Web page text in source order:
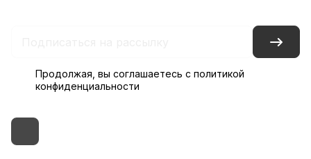
Продолжая, вы соглашаетесь с политикой
конфиденциальности